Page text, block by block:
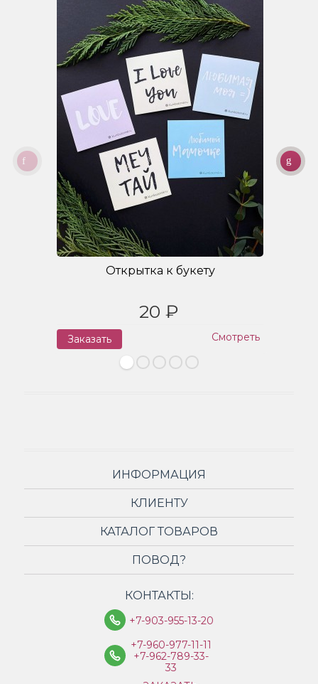
Открытка к букету
20 ₽
Заказать Смотреть
ИНФОРМАЦИЯ
КЛИЕНТУ
КАТАЛОГ ТОВАРОВ
ПОВОД?
КОНТАКТЫ:
+7-903-955-13-20
+7-960-977-11-11
+7-962-789-33-
33